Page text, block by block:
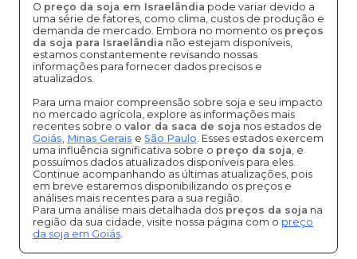
O preço da soja em Israelândia pode variar devido a
uma série de fatores, como clima, custos de produção e
demanda de mercado. Embora no momento os preços
da soja para Israelândia não estejam disponíveis,
estamos constantemente revisando nossas
informações para fornecer dados precisos e
atualizados.
Para uma maior compreensão sobre soja e seu impacto
no mercado agrícola, explore as informações mais
recentes sobre o valor da saca de soja nos estados de
Goiás, Minas Gerais e São Paulo. Esses estados exercem
uma influência significativa sobre o preço da soja, e
possuímos dados atualizados disponíveis para eles.
Continue acompanhando as últimas atualizações, pois
em breve estaremos disponibilizando os preços e
análises mais recentes para a sua região.
Para uma análise mais detalhada dos preços da soja na
região da sua cidade, visite nossa página com o preço
da soja em Goiás.